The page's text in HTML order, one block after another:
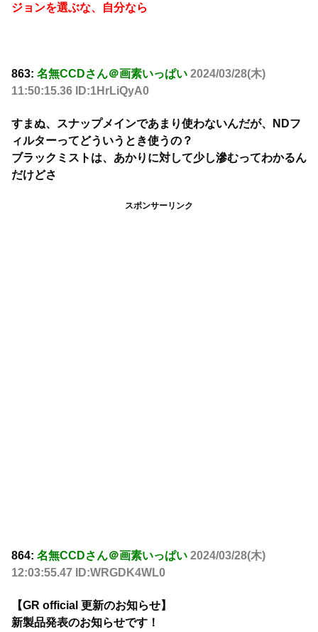
ジョンを選ぶな、自分なら
863: 名無CCDさん＠画素いっぱい 2024/03/28(木)
11:50:15.36 ID:1HrLiQyA0
すまぬ、スナップメインであまり使わないんだが、NDフ
ィルターってどういうとき使うの？
ブラックミストは、あかりに対して少し滲むってわかるん
だけどさ
スポンサーリンク
864: 名無CCDさん＠画素いっぱい 2024/03/28(木)
12:03:55.47 ID:WRGDK4WL0
【GR official 更新のお知らせ】
新製品発表のお知らせです！